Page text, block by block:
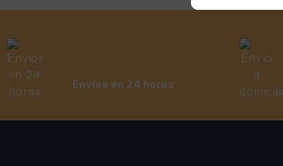
Envíos en 24 horas